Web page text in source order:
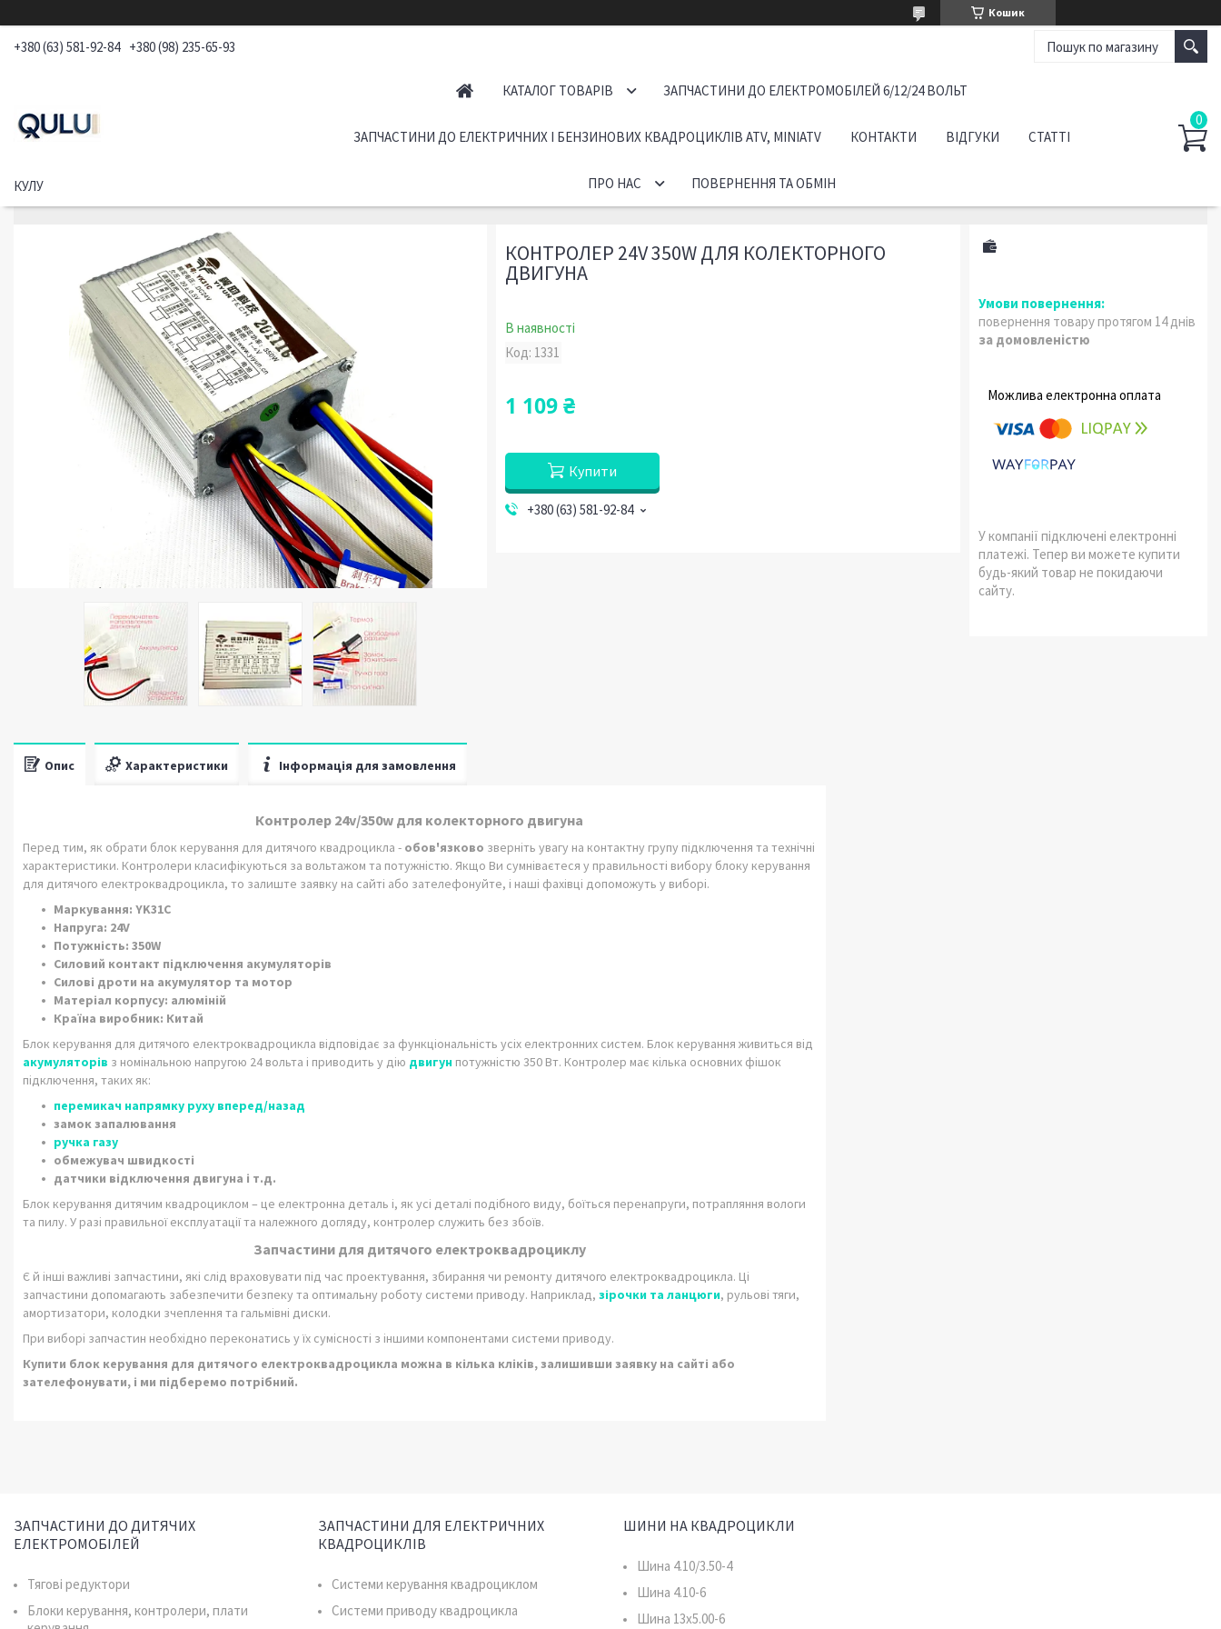
Кошик
+380 (63) 581-92-84 +380 (98) 235-65-93
КУЛУ
КАТАЛОГ ТОВАРІВ ЗАПЧАСТИНИ ДО ЕЛЕКТРОМОБІЛЕЙ 6/12/24 ВОЛЬТ
ЗАПЧАСТИНИ ДО ЕЛЕКТРИЧНИХ І БЕНЗИНОВИХ КВАДРОЦИКЛІВ ATV, MINIATV КОНТАКТИ ВІДГУКИ СТАТТІ
ПРО НАС ПОВЕРНЕННЯ ТА ОБМІН
КОНТРОЛЕР 24V 350W ДЛЯ КОЛЕКТОРНОГО
ДВИГУНА
В наявності
Код: 1331
1 109 ₴
Купити
+380 (63) 581-92-84
повернення товару протягом 14 днів
за домовленістю
У компанії підключені електронні
платежі. Тепер ви можете купити
будь-який товар не покидаючи
сайту.
Опис Характеристики Інформація для замовлення
Контролер 24v/350w для колекторного двигуна
Перед тим, як обрати блок керування для дитячого квадроцикла - обов'язково зверніть увагу на контактну групу підключення та технічні
характеристики. Контролери класифікуються за вольтажом та потужністю. Якщо Ви сумніваєтеся у правильності вибору блоку керування
для дитячого електроквадроцикла, то залиште заявку на сайті або зателефонуйте, і наші фахівці допоможуть у виборі.
Маркування: YK31C
Напруга: 24V
Потужність: 350W
Силовий контакт підключення акумуляторів
Силові дроти на акумулятор та мотор
Матеріал корпусу: алюміній
Країна виробник: Китай
Блок керування для дитячого електроквадроцикла відповідає за функціональність усіх електронних систем. Блок керування живиться від
акумуляторів з номінальною напругою 24 вольта і приводить у дію двигун потужністю 350 Вт. Контролер має кілька основних фішок
підключення, таких як:
перемикач напрямку руху вперед/назад
замок запалювання
ручка газу
обмежувач швидкості
датчики відключення двигуна і т.д.
Блок керування дитячим квадроциклом – це електронна деталь і, як усі деталі подібного виду, боїться перенапруги, потрапляння вологи
та пилу. У разі правильної експлуатації та належного догляду, контролер служить без збоїв.
Запчастини для дитячого електроквадроциклу
Є й інші важливі запчастини, які слід враховувати під час проектування, збирання чи ремонту дитячого електроквадроцикла. Ці
запчастини допомагають забезпечити безпеку та оптимальну роботу системи приводу. Наприклад, зірочки та ланцюги, рульові тяги,
амортизатори, колодки зчеплення та гальмівні диски.
При виборі запчастин необхідно переконатись у їх сумісності з іншими компонентами системи приводу.
Купити блок керування для дитячого електроквадроцикла можна в кілька кліків, залишивши заявку на сайті або
зателефонувати, і ми підберемо потрібний.
ЗАПЧАСТИНИ ДО ДИТЯЧИХ
ЕЛЕКТРОМОБІЛЕЙ
Тягові редуктори
Блоки керування, контролери, плати
ЗАПЧАСТИНИ ДЛЯ ЕЛЕКТРИЧНИХ
КВАДРОЦИКЛІВ
Системи керування квадроциклом
Системи приводу квадроцикла
ШИНИ НА КВАДРОЦИКЛИ
Шина 4.10/3.50-4
Шина 4.10-6
Шина 13x5.00-6